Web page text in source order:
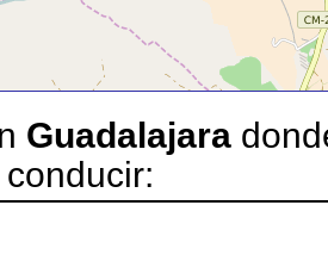
Guadalajara